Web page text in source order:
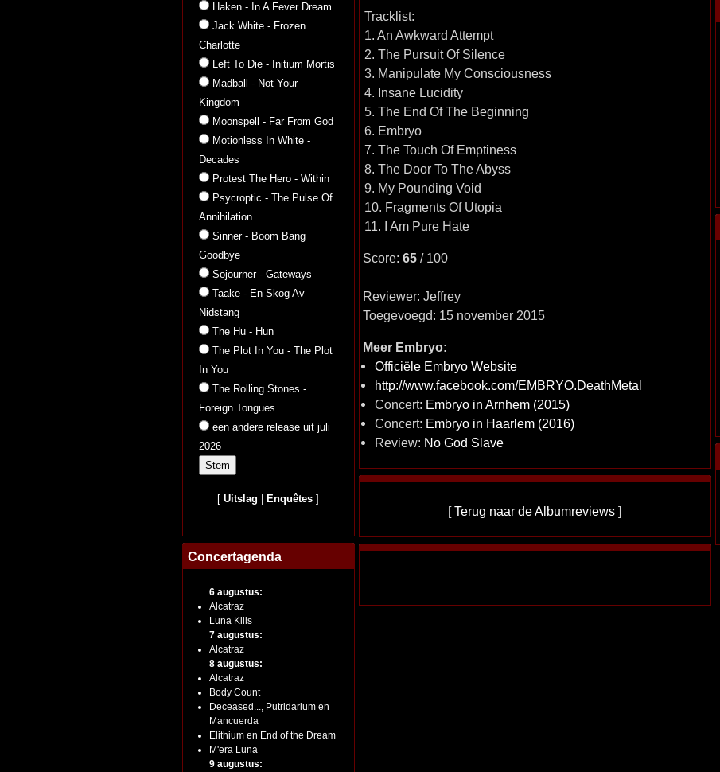
Haken - In A Fever Dream
Jack White - Frozen
Charlotte
Left To Die - Initium Mortis
Madball - Not Your
Kingdom
Moonspell - Far From God
Motionless In White -
Decades
Protest The Hero - Within
Psycroptic - The Pulse Of
Annihilation
Sinner - Boom Bang
Goodbye
Sojourner - Gateways
Taake - En Skog Av
Nidstang
The Hu - Hun
The Plot In You - The Plot
In You
The Rolling Stones -
Foreign Tongues
een andere release uit juli
2026
[Uitslag Enquêtes ]
Concertagenda
6 augustus:
Alcatraz
Luna Kills
7 augustus:
Alcatraz
8 augustus:
Alcatraz
Body Count
Deceased..., Putridarium en
Mancuerda
Elithium en End of the Dream
M'era Luna
9 augustus:
Tracklist:
1. An Awkward Attempt
2. The Pursuit Of Silence
3. Manipulate My Consciousness
4. Insane Lucidity
5. The End Of The Beginning
6. Embryo
7. The Touch Of Emptiness
8. The Door To The Abyss
9. My Pounding Void
10. Fragments Of Utopia
11. I Am Pure Hate
Score: 65/ 100
Reviewer: Jeffrey
Toegevoegd: 15 november 2015
Meer Embryo:
Officiële Embryo Website
http://www.facebook.com/EMBRYO.DeathMetal
Concert: Embryo in Arnhem (2015)
Concert: Embryo in Haarlem (2016)
Review: No God Slave
[Terug naar de Albumreviews ]